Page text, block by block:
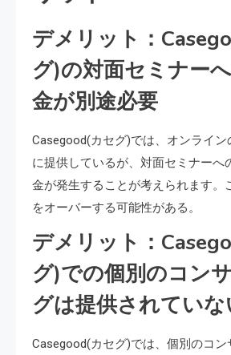
デメリット：
グ)の対面セミナー
金が別途必要
Casegood(カセグ)では、オンライ
に提供しているが、対面セミナーへ
金が発生することが考えられます。
をオーバーする可能性がある。
デメリット：
グ)での個別のコン
グは提供されていな
Casegood(カセグ)では、個別のコ